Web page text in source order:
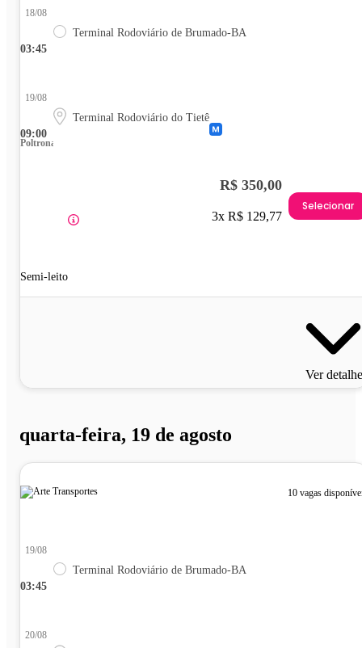
03:45
18/08
Terminal Rodoviário de Brumado-BA
09:00
19/08
Terminal Rodoviário do Tietê
Poltrona
Semi-leito
R$ 350,00
3x R$ 129,77
Selecionar
Ver
quarta-feira, 19 de agosto
10 vagas
03:45
19/08
Terminal Rodoviário de Brumado-BA
20/08